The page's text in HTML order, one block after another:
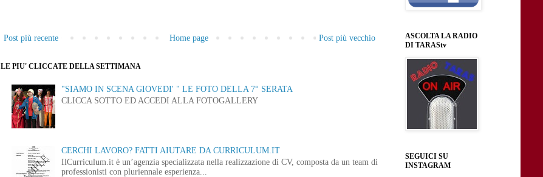
Post più recente Post più vecchio
Home page
LE PIU' CLICCATE DELLA SETTIMANA
"SIAMO IN SCENA GIOVEDI' " LE FOTO DELLA 7° SERATA
CLICCA SOTTO ED ACCEDI ALLA FOTOGALLERY
CERCHI LAVORO? FATTI AIUTARE DA CURRICULUM.IT
IlCurriculum.it è un’agenzia specializzata nella realizzazione di CV, composta da un team di
professionisti con pluriennale esperienza...
ASCOLTA LA RADIO
DI TARAStv
SEGUICI SU
INSTAGRAM